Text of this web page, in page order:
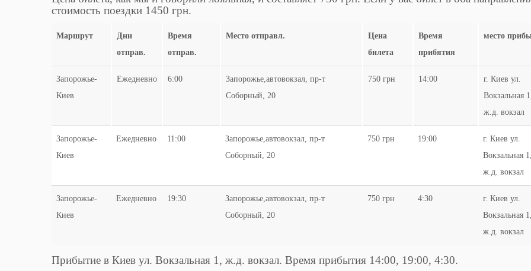
стоимость поездки 1450 грн.
Маршрут
Дни
отправ.
Время
отправ.
Место отправл.
Цена
билета
Время
прибятия
место
Запорожье-
Киев
Ежедневно 6:00
Запорожье,автовокзал, пр-т
Соборный, 20
750 грн 14:00
г. Киев ул.
Вокзальная 1,
ж.д. вокзал
Запорожье-
Киев
Ежедневно 11:00
Запорожье,автовокзал, пр-т
Соборный, 20
750 грн 19:00
г. Киев ул.
Вокзальная 1,
ж.д. вокзал
Запорожье-
Киев
Ежедневно 19:30
Запорожье,автовокзал, пр-т
Соборный, 20
750 грн 4:30
г. Киев ул.
Вокзальная 1,
ж.д. вокзал
Прибытие в Киев ул. Вокзальная 1, ж.д. вокзал. Время прибытия 14:00, 19:00, 4:30.